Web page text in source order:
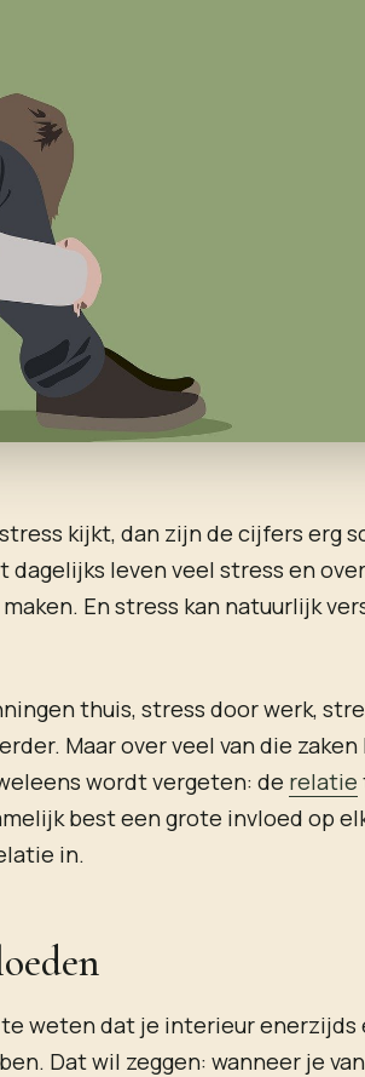
kijkt, dan zijn de cijfers erg
dagelijks leven veel stress en
En stress kan natuurlijk
thuis, stress door werk,
Maar over veel van die
wordt vergeten: de relatie
best een grote invloed op
in.
weten dat je interieur enerzijds
Dat wil zeggen: wanneer je